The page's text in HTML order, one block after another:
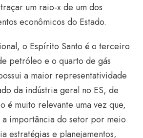
um raio-x de um dos
econômicos do Estado.
o Espírito Santo é o terceiro
petróleo e o quarto de gás
a maior representatividade
da indústria geral no ES, de
é muito relevante uma vez que,
importância do setor por meio
estratégias e planejamentos,